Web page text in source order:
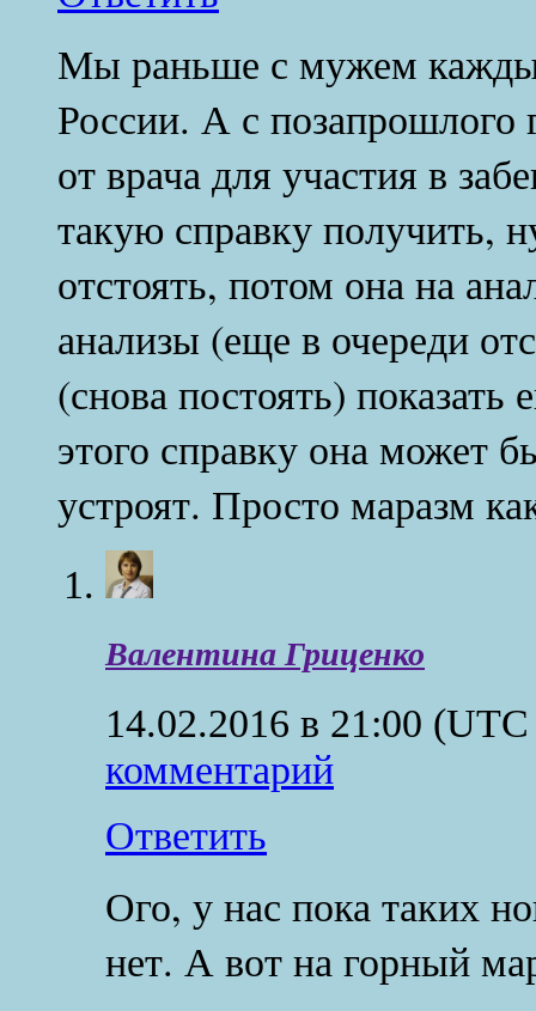
Мы раньше с мужем
России. А с позапрошлого
от врача для участия в
такую справку получить,
отстоять, потом она на
анализы (еще в очереди
(снова постоять)
этого справку она может
устроят. Просто маразм
Валентина Гриценко
14.02.2016 в 21:00
комментарий
Ответить
Ого, у нас пока таких
нет. А вот на горный